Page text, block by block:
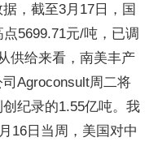
，截至3月17日，国
5699.71元/吨，已调
供给来看，南美丰产
Agroconsult周二将
纪录的1.55亿吨。我
16日当周，美国对中